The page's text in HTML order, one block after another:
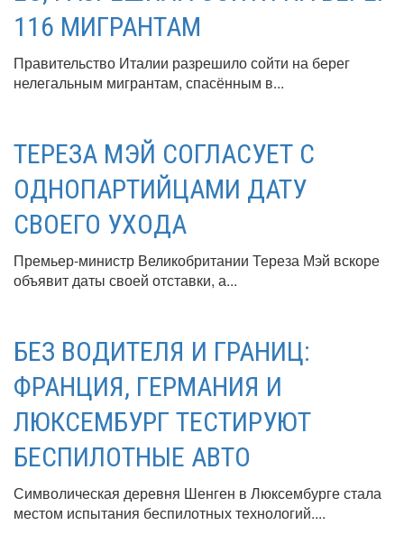
116 МИГРАНТАМ
Правительство Италии разрешило сойти на берег
нелегальным мигрантам, спасённым в...
ТЕРЕЗА МЭЙ СОГЛАСУЕТ С
ОДНОПАРТИЙЦАМИ ДАТУ
СВОЕГО УХОДА
Премьер-министр Великобритании Тереза Мэй вскоре
объявит даты своей отставки, а...
БЕЗ ВОДИТЕЛЯ И ГРАНИЦ:
ФРАНЦИЯ, ГЕРМАНИЯ И
ЛЮКСЕМБУРГ ТЕСТИРУЮТ
БЕСПИЛОТНЫЕ АВТО
Символическая деревня Шенген в Люксембурге стала
местом испытания беспилотных технологий....